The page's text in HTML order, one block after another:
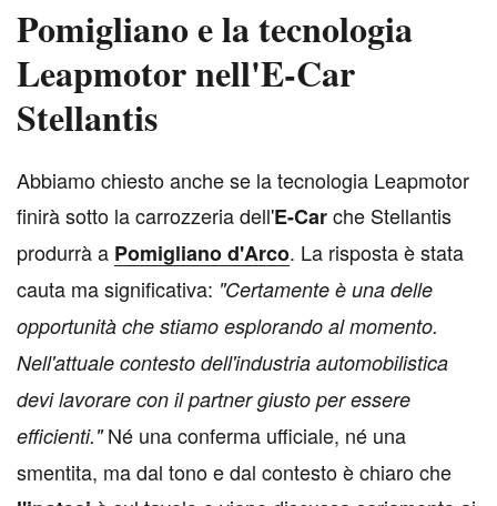
Pomigliano e la tecnologia
Leapmotor nell'E-Car
Stellantis
Abbiamo chiesto anche se la tecnologia Leapmotor
finirà sotto la carrozzeria dell'E-Carche Stellantis
produrrà a Pomigliano d'Arco. La risposta è stata
cauta ma significativa: "Certamente è una delle
opportunità che stiamo esplorando al momento.
Nell'attuale contesto dell'industria automobilistica
devi lavorare con il partner giusto per essere
efficienti."Né una conferma ufficiale, né una
smentita, ma dal tono e dal contesto è chiaro che